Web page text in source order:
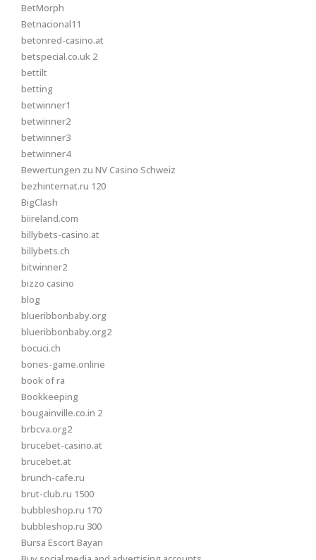
BetMorph
Betnacional11
betonred-casino.at
betspecial.co.uk 2
bettilt
betting
betwinner1
betwinner2
betwinner3
betwinner4
Bewertungen zu NV Casino Schweiz
bezhinternat.ru 120
BigClash
biireland.com
billybets-casino.at
billybets.ch
bitwinner2
bizzo casino
blog
blueribbonbaby.org
blueribbonbaby.org2
bocuci.ch
bones-game.online
book of ra
Bookkeeping
bougainville.co.in 2
brbcva.org2
brucebet-casino.at
brucebet.at
brunch-cafe.ru
brut-club.ru 1500
bubbleshop.ru 170
bubbleshop.ru 300
Bursa Escort Bayan